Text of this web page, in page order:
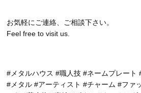
お気軽にご連絡、ご相談下さい。
Feel free to visit us.
#メタルハウス #職人技 #ネームプレート
#メタル #アーティスト #チャーム #ファ